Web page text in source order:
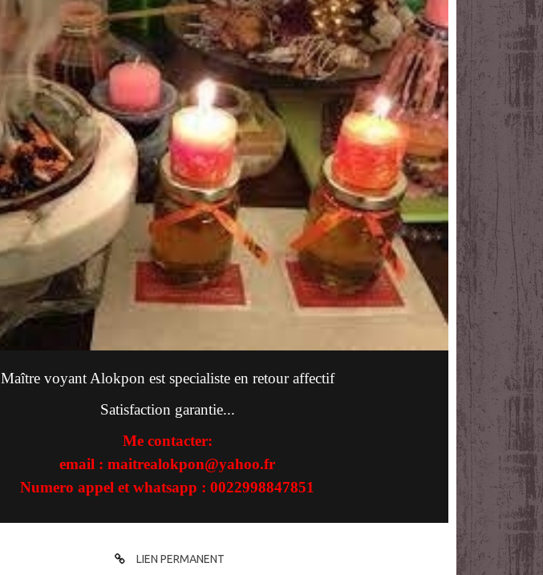
Maître voyant Alokpon est specialiste en retour affectif
Satisfaction garantie...
Me contacter:
email : maitrealokpon@yahoo.fr
Numero appel et whatsapp : 0022998847851
LIEN PERMANENT